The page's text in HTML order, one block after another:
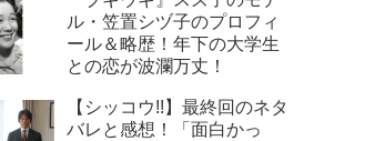
ル・笠置シヅ子のプロフィ
ール＆略歴！年下の大学生
との恋が波瀾万丈！
【シッコウ!!】最終回のネタ
バレと感想！「面白かっ